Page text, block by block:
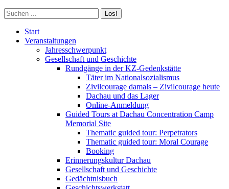
Search:
Start
Veranstaltungen
Jahresschwerpunkt
Gesellschaft und Geschichte
Rundgänge in der KZ-Gedenkstätte
Täter im Nationalsozialismus
Zivilcourage damals – Zivilcourage heute
Dachau und das Lager
Online-Anmeldung
Guided Tours at Dachau Concentration Camp
Memorial Site
Thematic guided tour: Perpetrators
Thematic guided tour: Moral Courage
Booking
Erinnerungskultur Dachau
Gesellschaft und Geschichte
Gedächtnisbuch